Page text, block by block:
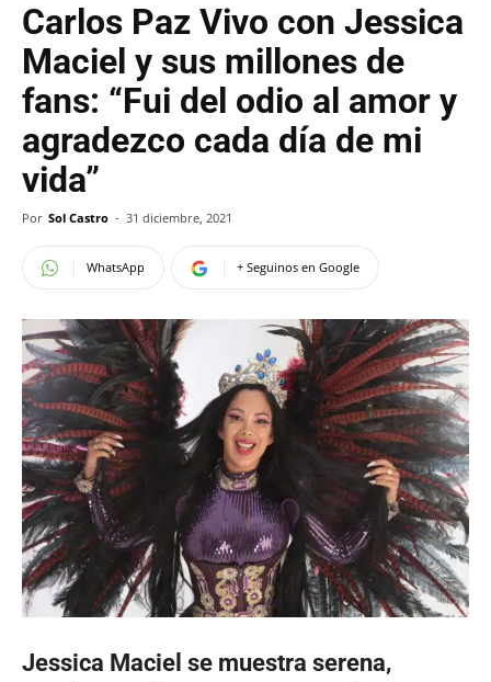
Carlos Paz Vivo con Jessica
Maciel y sus millones de
fans: “Fui del odio al amor y
agradezco cada día de mi
vida”
Por Sol Castro - 31 diciembre, 2021
WhatsApp + Seguinos en Google
Jessica Maciel se muestra serena,